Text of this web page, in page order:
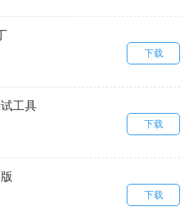
下载
工具
下载
下载